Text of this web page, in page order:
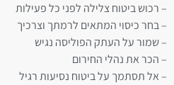
– רכוש ביטוח צלילה לפני כל פעילות
– בחר כיסוי המתאים לרמתך וצרכיך
– שמור על העתק הפוליסה נגיש
– הכר את נהלי החירום
– אל תסתמך על ביטוח נסיעות רגיל